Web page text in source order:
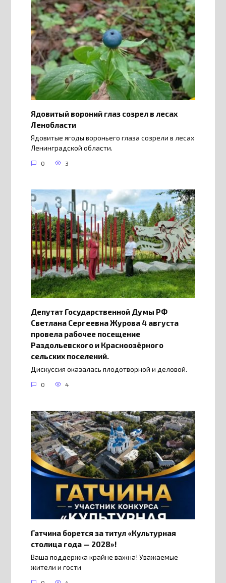
Ядовитый вороний глаз созрел в лесах
Ленобласти
Ядовитые ягоды вороньего глаза созрели в лесах
Ленинградской области.
0 3
Депутат Государственной Думы РФ
Светлана Сергеевна Журова 4 августа
провела рабочее посещение
Раздольевского и Красноозёрного
сельских поселений.
Дискуссия оказалась плодотворной и деловой.
0 4
Гатчина борется за титул «Культурная
столица года — 2028»!
Ваша поддержка крайне важна! Уважаемые
жители и гости